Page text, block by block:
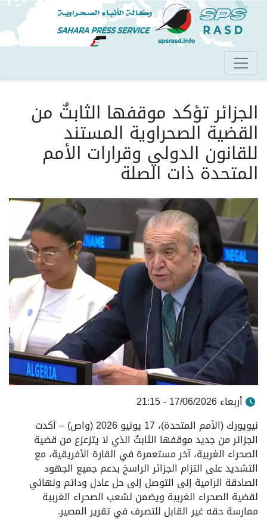
تجاوز
إلى
المحتوى
الرئيسي
الجزائر تؤكد موقفها الثابتٌ من
القضية الصحراوية المستند
للقانون الدولي وقرارات الأمم
المتحدة ذات الصلة
أربعاء 17/06/2026 - 21:15
نيويورك (الأمم المتحدة)، 17 يونيو 2026 (واص) – أكدت
الجزائر من جديد موقفها الثابتٌ الذي لا يتزعزع من قضية
الصحراء الغربية، آخر مستعمرة في القارة الأفريقية، مع
التشديد على التزام الجزائر الراسخ بدعم جميع الجهود
الصادقة الرامية إلى التوصل إلى حل عادل ودائم ونهائي
لقضية الصحراء الغربية ويضمن لشعب الصحراء الغربية
ممارسة حقه غير القابل للتصرف في تقرير المصير.